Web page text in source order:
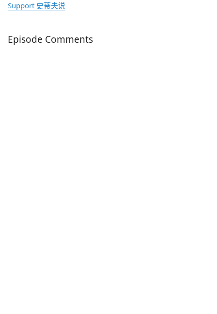
Support 史蒂夫说
Episode Comments